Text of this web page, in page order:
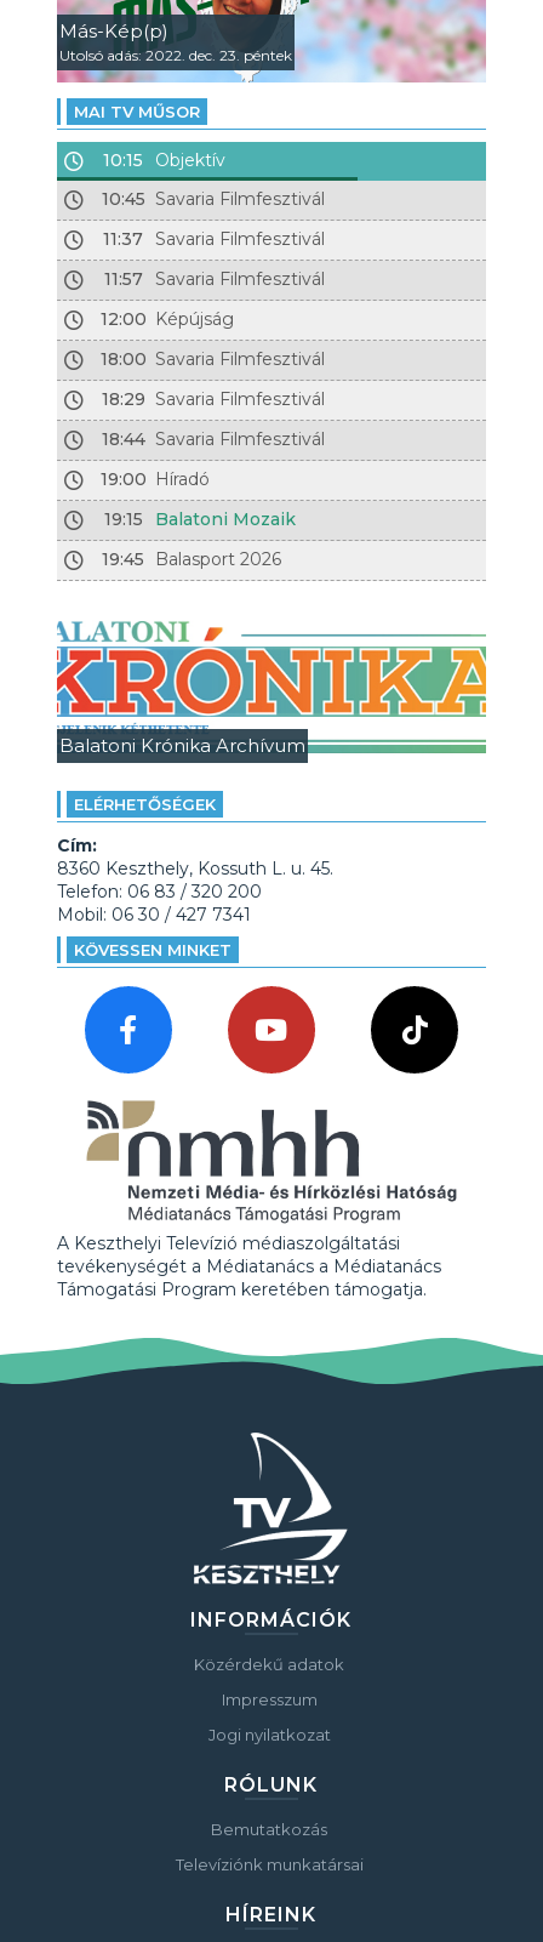
Más-Kép(p)
Utolsó adás: 2022. dec. 23. péntek
MAI TV MŰSOR
10:15
Objektív
10:45 Savaria Filmfesztivál
11:37 Savaria Filmfesztivál
11:57
Savaria Filmfesztivál
12:00 Képújság
18:00 Savaria Filmfesztivál
18:29 Savaria Filmfesztivál
18:44 Savaria Filmfesztivál
19:00 Híradó
19:15
Balatoni Mozaik
19:45
Balasport 2026
Balatoni Krónika Archívum
ELÉRHETŐSÉGEK
Cím:
8360 Keszthely, Kossuth L. u. 45.
Telefon: 06 83 / 320 200
Mobil: 06 30 / 427 7341
KÖVESSEN MINKET
A Keszthelyi Televízió médiaszolgáltatási
tevékenységét a Médiatanács a Médiatanács
Támogatási Program keretében támogatja.
INFORMÁCIÓK
Közérdekű adatok
Impresszum
Jogi nyilatkozat
RÓLUNK
Bemutatkozás
Televíziónk munkatársai
HÍREINK